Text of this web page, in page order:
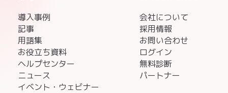
導入事例
記事
用語集
お役立ち資料
ヘルプセンター
ニュース
イベント・ウェビナー
会社について
採用情報
お問い合わせ
ログイン
無料診断
パートナー